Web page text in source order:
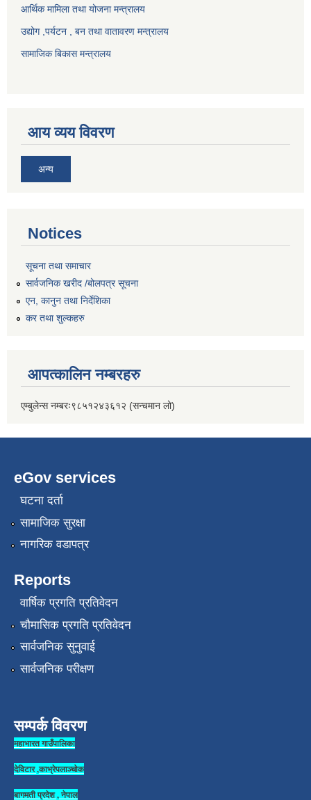
आर्थिक मामिला तथा योजना मन्त्रालय
उद्योग ,पर्यटन , बन तथा वातावरण मन्त्रालय
सामाजिक बिकास मन्त्रालय
आय व्यय विवरण
अन्य
Notices
सूचना तथा समाचार
सार्वजनिक खरीद /बोलपत्र सूचना
एन, कानुन तथा निर्देशिका
कर तथा शुल्कहरु
आपत्कालिन नम्बरहरु
एम्बुलेन्स नम्बरः९८५१२४३६१२ (सन्चमान लो)
eGov services
घटना दर्ता
सामाजिक सुरक्षा
नागरिक वडापत्र
Reports
वार्षिक प्रगति प्रतिवेदन
चौमासिक प्रगति प्रतिवेदन
सार्वजनिक सुनुवाई
सार्वजनिक परीक्षण
सम्पर्क विवरण
महाभारत गाउँपालिका
देविटार ,काभ्रेपलाञ्चोक
बागमती प्रदेश , नेपाल